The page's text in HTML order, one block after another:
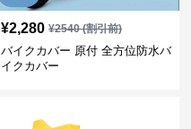
¥2,280 ¥2540(割引前)
バイクカバー 原付 全方位防水バ
イクカバー